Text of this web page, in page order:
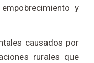
y
causados por
rurales que